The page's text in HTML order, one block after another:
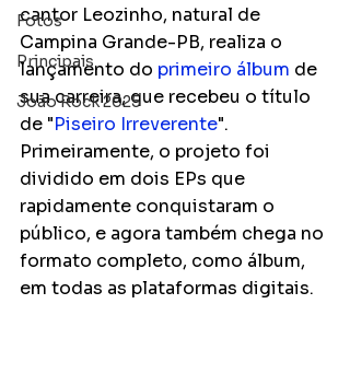
Fotos
Principais
João Rock 2025
cantor Leozinho, natural de
Campina Grande-PB, realiza o
lançamento do primeiro álbum de
sua carreira, que recebeu o título
de "Piseiro Irreverente".
Primeiramente, o projeto foi
dividido em dois EPs que
rapidamente conquistaram o
público, e agora também chega no
formato completo, como álbum,
em todas as plataformas digitais.